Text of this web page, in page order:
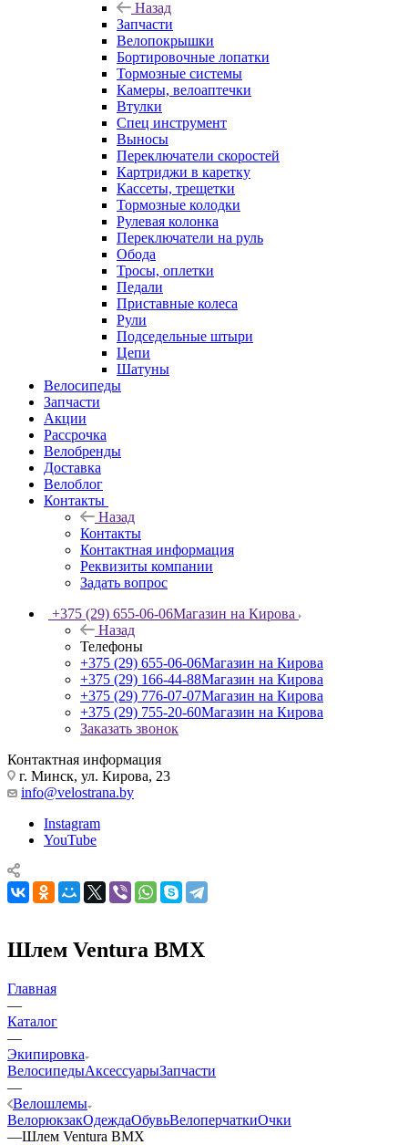
Назад
Запчасти
Велопокрышки
Бортировочные лопатки
Тормозные системы
Камеры, велоаптечки
Втулки
Спец инструмент
Выносы
Переключатели скоростей
Картриджи в каретку
Кассеты, трещетки
Тормозные колодки
Рулевая колонка
Переключатели на руль
Обода
Тросы, оплетки
Педали
Приставные колеса
Рули
Подседельные штыри
Цепи
Шатуны
Велосипеды
Запчасти
Акции
Рассрочка
Велобренды
Доставка
Велоблог
Контакты
Назад
Контакты
Контактная информация
Реквизиты компании
Задать вопрос
+375 (29) 655-06-06Магазин на Кирова
Назад
Телефоны
+375 (29) 655-06-06Магазин на Кирова
+375 (29) 166-44-88Магазин на Кирова
+375 (29) 776-07-07Магазин на Кирова
+375 (29) 755-20-60Магазин на Кирова
Заказать звонок
Контактная информация
г. Минск, ул. Кирова, 23
info@velostrana.by
Instagram
YouTube
Шлем Ventura BMX
Главная
—
Каталог
—
Экипировка
ВелосипедыАксессуарыЗапчасти
—
Велошлемы
ВелорюкзакОдеждаОбувьВелоперчаткиОчки
—Шлем Ventura BMX